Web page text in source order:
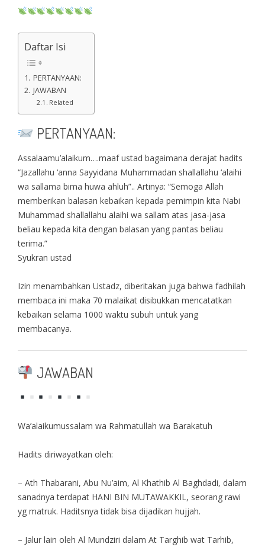
Daftar Isi
PERTANYAAN:
JAWABAN
Related
PERTANYAAN:
Assalaamu’alaikum….maaf ustad bagaimana derajat hadits
“Jazallahu ‘anna Sayyidana Muhammadan shallallahu ‘alaihi
wa sallama bima huwa ahluh”.. Artinya: “Semoga Allah
memberikan balasan kebaikan kepada pemimpin kita Nabi
Muhammad shallallahu alaihi wa sallam atas jasa-jasa
beliau kepada kita dengan balasan yang pantas beliau
terima.”
Syukran ustad
Izin menambahkan Ustadz, diberitakan juga bahwa fadhilah
membaca ini maka 70 malaikat disibukkan mencatatkan
kebaikan selama 1000 waktu subuh untuk yang
membacanya.
JAWABAN
Wa’alaikumussalam wa Rahmatullah wa Barakatuh
Hadits diriwayatkan oleh:
– Ath Thabarani, Abu Nu’aim, Al Khathib Al Baghdadi, dalam
sanadnya terdapat HANI BIN MUTAWAKKIL, seorang rawi
yg matruk. Haditsnya tidak bisa dijadikan hujjah.
– Jalur lain oleh Al Mundziri dalam At Targhib wat Tarhib,